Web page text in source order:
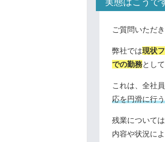
実態はこうで
ご質問いただ
弊社では現状
での勤務とし
これは、全社
応を円滑に行
残業について
内容や状況に